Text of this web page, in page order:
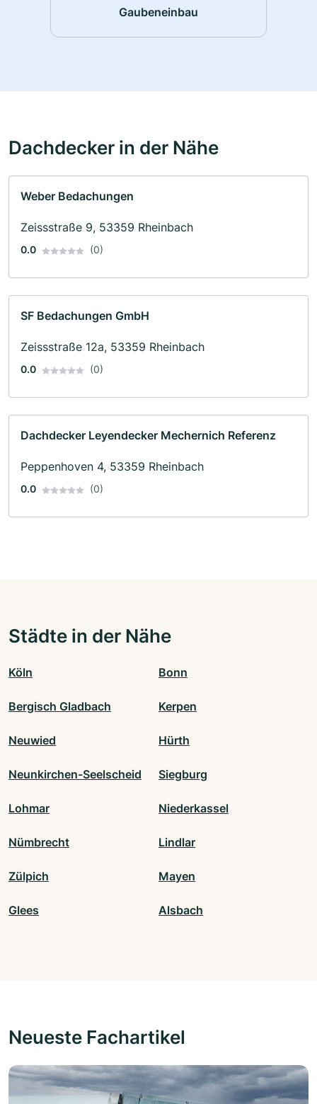
Gaubeneinbau
Dachdecker in der Nähe
Weber Bedachungen
Zeissstraße 9, 53359 Rheinbach
0.0 (0)
SF Bedachungen GmbH
Zeissstraße 12a, 53359 Rheinbach
0.0 (0)
Dachdecker Leyendecker Mechernich Referenz
Peppenhoven 4, 53359 Rheinbach
0.0 (0)
Städte in der Nähe
Köln Bonn
Bergisch Gladbach Kerpen
Neuwied Hürth
Neunkirchen-Seelscheid Siegburg
Lohmar Niederkassel
Nümbrecht Lindlar
Zülpich Mayen
Glees Alsbach
Neueste Fachartikel